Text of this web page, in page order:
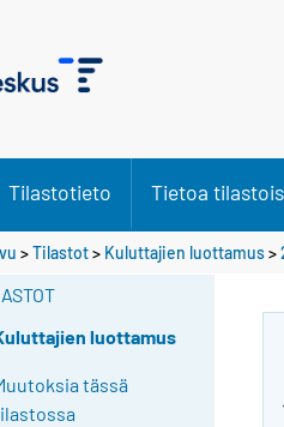
Tilastotieto Tietoa
>Tilastot> Kuluttajien luottamus>
luottamus
tässä